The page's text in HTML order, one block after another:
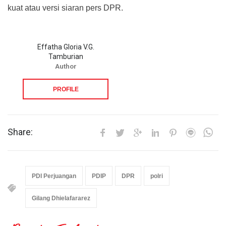
kuat atau versi siaran pers DPR.
Effatha Gloria V.G.
Tamburian
Author
PROFILE
Share:
PDI Perjuangan PDIP DPR polri
Gilang Dhielafararez